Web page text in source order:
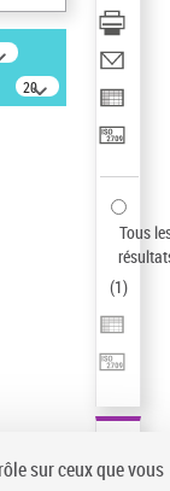
20
résultats/page
Tous
(1)
sur ceux que vous